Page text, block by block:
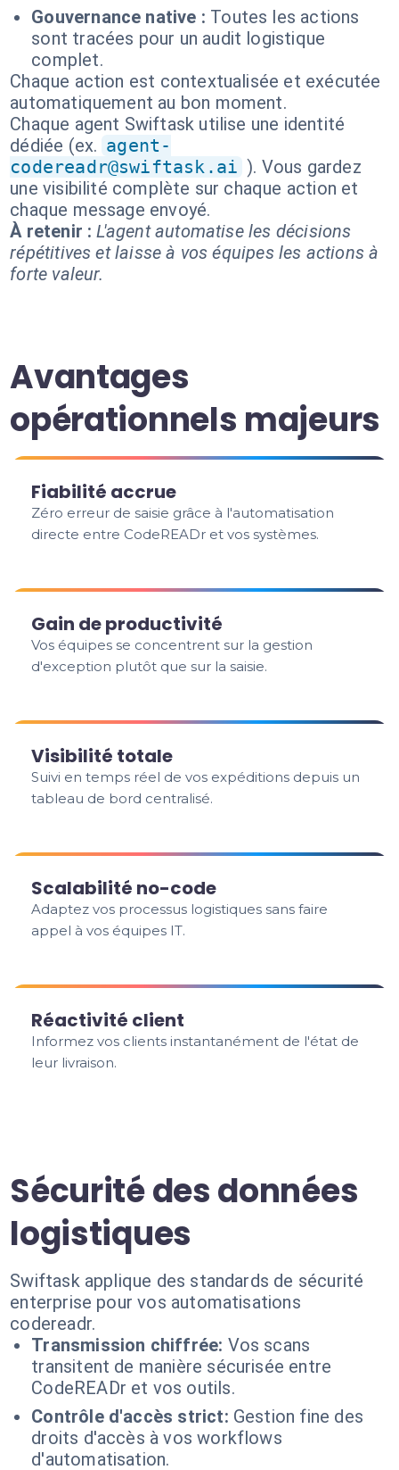
Gouvernance native : Toutes les actions
sont tracées pour un audit logistique
complet.
Chaque action est contextualisée et exécutée
automatiquement au bon moment.
Chaque agent Swiftask utilise une identité
dédiée (ex. agent-
codereadr@swiftask.ai ). Vous gardez
une visibilité complète sur chaque action et
chaque message envoyé.
À retenir : L'agent automatise les décisions
répétitives et laisse à vos équipes les actions à
forte valeur.
Avantages
opérationnels majeurs
Fiabilité accrue
Zéro erreur de saisie grâce à l'automatisation
directe entre CodeREADr et vos systèmes.
Gain de productivité
Vos équipes se concentrent sur la gestion
d'exception plutôt que sur la saisie.
Visibilité totale
Suivi en temps réel de vos expéditions depuis un
tableau de bord centralisé.
Scalabilité no-code
Adaptez vos processus logistiques sans faire
appel à vos équipes IT.
Réactivité client
Informez vos clients instantanément de l'état de
leur livraison.
Sécurité des données
logistiques
Swiftask applique des standards de sécurité
enterprise pour vos automatisations
codereadr.
Transmission chiffrée: Vos scans
transitent de manière sécurisée entre
CodeREADr et vos outils.
Contrôle d'accès strict: Gestion fine des
droits d'accès à vos workflows
d'automatisation.